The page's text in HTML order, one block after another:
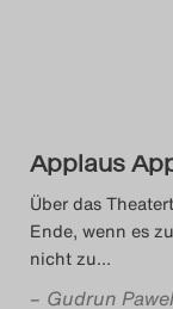
Applaus
Über das
Ende, wenn es
nicht zu…
– Gudrun